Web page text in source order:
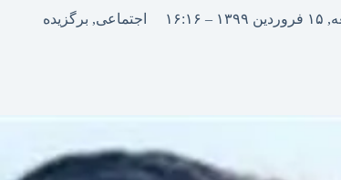
– ۱۶:۱۶ اجتماعی, برگزیده